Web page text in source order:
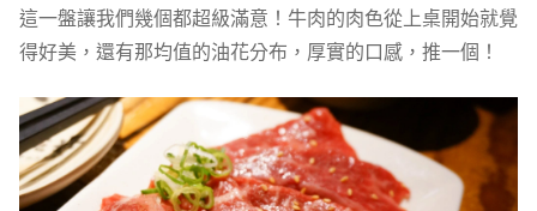
這一盤讓我們幾個都超級滿意！牛肉的肉色從上桌開始就覺
得好美，還有那均值的油花分布，厚實的口感，推一個！